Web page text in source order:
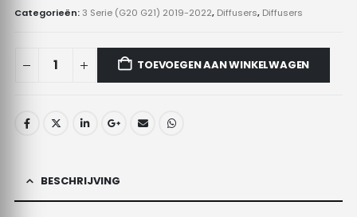
Categorieën:3 Serie (G20 G21) 2019-2022, Diffusers, Diffusers
TOEVOEGEN AAN WINKELWAGEN
BESCHRIJVING